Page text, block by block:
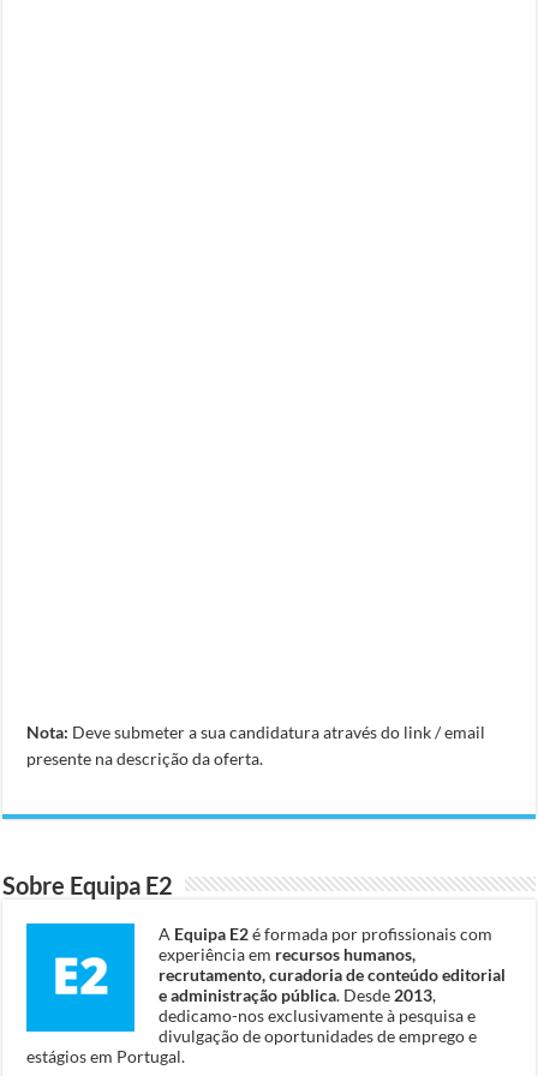
Nota: Deve submeter a sua candidatura através do link / email
presente na descrição da oferta.
Sobre Equipa E2
A Equipa E2é formada por profissionais com
experiência em recursos humanos,
recrutamento, curadoria de conteúdo editorial
e administração pública. Desde 2013,
dedicamo-nos exclusivamente à pesquisa e
divulgação de oportunidades de emprego e
estágios em Portugal.